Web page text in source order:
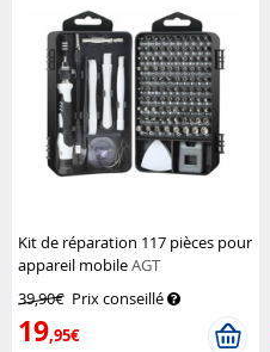
Kit de réparation 117 pièces pour
appareil mobileAGT
39,90€ Prix conseillé
19,95€